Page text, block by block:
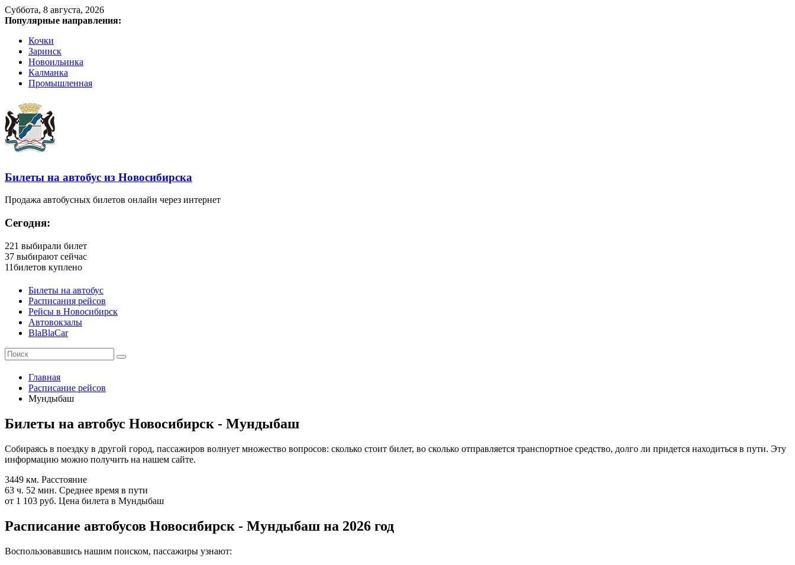
Суббота, 8 августа, 2026
Популярные направления:
Кочки
Заринск
Новоильинка
Калманка
Промышленная
Билеты на автобус из Новосибирска
Продажа автобусных билетов онлайн через интернет
Сегодня:
221 выбирали билет
37 выбирают сейчас
11билетов куплено
Билеты на автобус
Расписания рейсов
Рейсы в Новосибирск
Автовокзалы
BlaBlaCar
Главная
Расписание рейсов
Мундыбаш
Билеты на автобус Новосибирск - Мундыбаш
Собираясь в поездку в другой город, пассажиров волнует множество вопросов: сколько стоит билет, во сколько отправляется транспортное средство, долго ли придется находиться в пути. Эту
информацию можно получить на нашем сайте.
3449 км. Расстояние
63 ч. 52 мин. Среднее время в пути
от 1 103 руб. Цена билета в Мундыбаш
Расписание автобусов Новосибирск - Мундыбаш на 2026 год
Воспользовавшись нашим поиском, пассажиры узнают: